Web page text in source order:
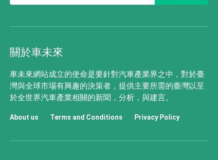
關於車未來
車未來網站成立的使命是要針對汽車產業界之中，對於臺
灣與全球市場有興趣的決策者，提供主要所需的臺灣以至
於全世界汽車產業相關的新聞，分析，與建言。
About us Terms and Conditions Privacy Policy